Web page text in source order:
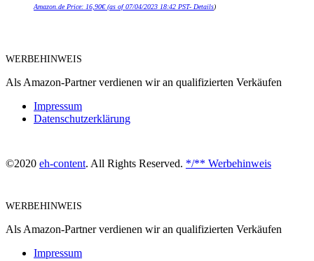
Amazon.de Price: 16,90€(as of 07/04/2023 18:42 PST- Details)
WERBEHINWEIS
Als Amazon-Partner verdienen wir an qualifizierten Verkäufen
Impressum
Datenschutzerklärung
©2020 eh-content. All Rights Reserved. */** Werbehinweis
WERBEHINWEIS
Als Amazon-Partner verdienen wir an qualifizierten Verkäufen
Impressum